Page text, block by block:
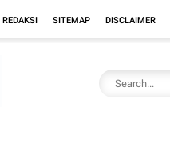
REDAKSI SITEMAP DISCLAIMER